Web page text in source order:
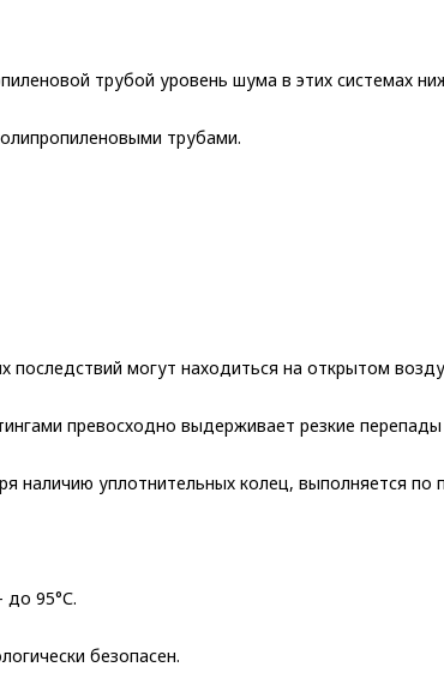
трубой уровень шума в этих системах
трубами.
могут находиться на открытом
превосходно выдерживает резкие
уплотнительных колец, выполняется по
95°С.
безопасен.